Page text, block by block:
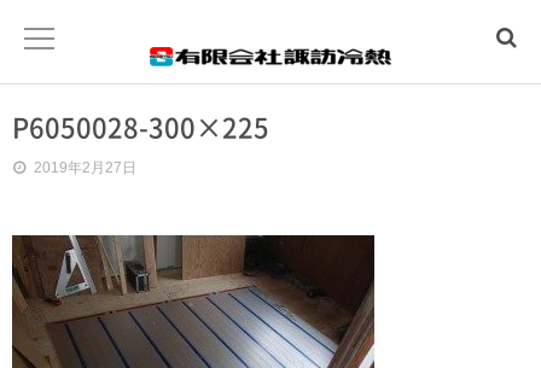
ホーム
冷暖房工事
温泉工事
P6050028-300×225
2019年2月27日